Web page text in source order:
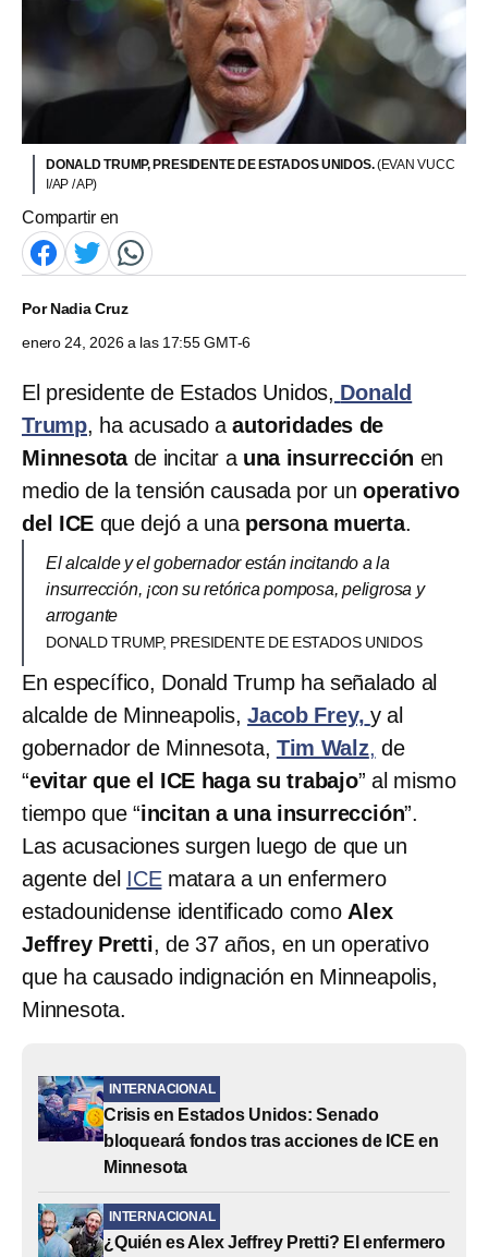
DONALD TRUMP, PRESIDENTE DE ESTADOS UNIDOS.(EVAN VUCC
I/AP / AP)
Compartir en
PorNadia Cruz
enero 24, 2026 a las 17:55 GMT-6
El presidente de Estados Unidos, Donald
Trump, ha acusado aautoridades de
Minnesota de incitar a una insurrección en
medio de la tensión causada por unoperativo
del ICE que dejó a una persona muerta.
El alcalde y el gobernador están incitando a la
insurrección, ¡con su retórica pomposa, peligrosa y
arrogante
DONALD TRUMP, PRESIDENTE DE ESTADOS UNIDOS
En específico, Donald Trump ha señalado al
alcalde de Minneapolis,Jacob Frey, y al
gobernador de Minnesota, Tim Walz, de
“evitar que el ICE haga su trabajo” al mismo
tiempo que “incitan a una insurrección”.
Las acusaciones surgen luego de que un
agente del ICEmatara a un enfermero
estadounidense identificado como Alex
Jeffrey Pretti, de 37 años, en un operativo
que ha causado indignación en Minneapolis,
Minnesota.
INTERNACIONAL
Crisis en Estados Unidos: Senado
bloqueará fondos tras acciones de ICE en
Minnesota
INTERNACIONAL
¿Quién es Alex Jeffrey Pretti? El enfermero